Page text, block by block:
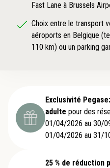
Fast Lane à Brussels
Choix entre le transport
aéroports en Belgique
110 km) ou un parking
Exclusivité
adulte pour des
01/04/2026 au 30/
01/04/2026 au 31/
25 % de réduction